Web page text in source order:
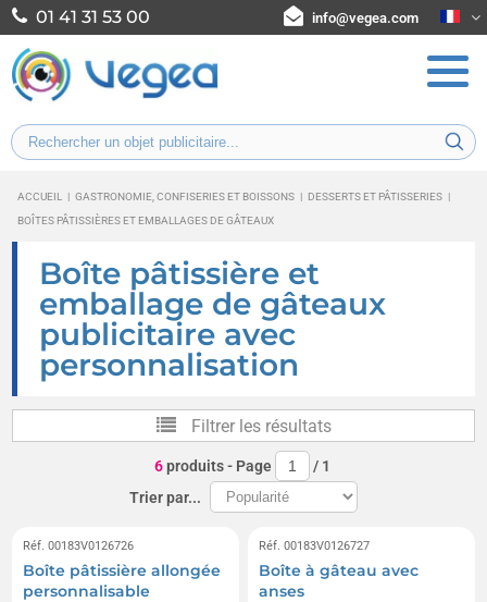
01 41 31 53 00 info@vegea.com
ACCUEIL | GASTRONOMIE, CONFISERIES ET BOISSONS | DESSERTS ET PÂTISSERIES |
BOÎTES PÂTISSIÈRES ET EMBALLAGES DE GÂTEAUX
Boîte pâtissière et
emballage de gâteaux
publicitaire avec
personnalisation
Filtrer les résultats
6produits- Page / 1
Trier par...
Réf. 00183V0126726
Boîte pâtissière allongée
personnalisable
Réf. 00183V0126727
Boîte à gâteau avec
anses